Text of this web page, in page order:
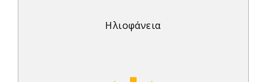
Ηλιοφάνεια